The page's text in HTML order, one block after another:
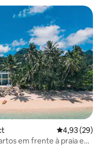
4,93 de uma
4,93 (29)
em frente à praia em